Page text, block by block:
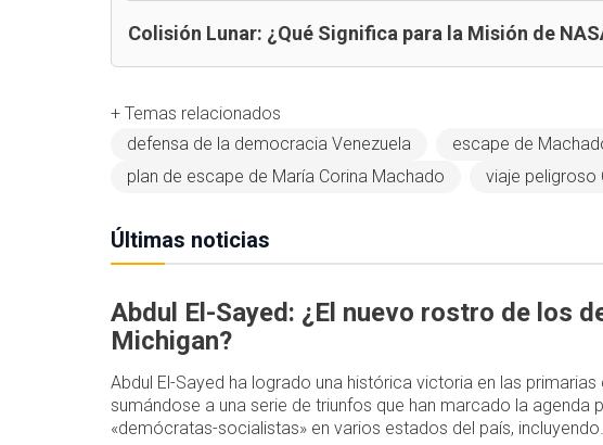
Colisión Lunar: ¿Qué Significa para la Misión de
+ Temas relacionados
defensa de la democracia Venezuela
escape de
plan de escape de María Corina Machado
viaje peligroso
Últimas noticias
Abdul El-Sayed: ¿El nuevo rostro de los
Michigan?
Abdul El-Sayed ha logrado una histórica victoria en las
sumándose a una serie de triunfos que han marcado la agenda
«demócratas-socialistas» en varios estados del país,